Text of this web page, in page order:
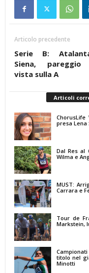
Articolo precedente
Serie B:
Siena, pareggio
vista sulla A
Articoli
presa
Dal Res al
Wilma e
MUST:
Carrara e
Tour de
Markstein,
titolo nel
Minotti